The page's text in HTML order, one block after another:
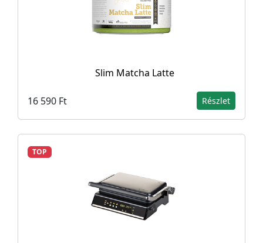
Slim Matcha Latte
16 590 Ft Részlet
TOP